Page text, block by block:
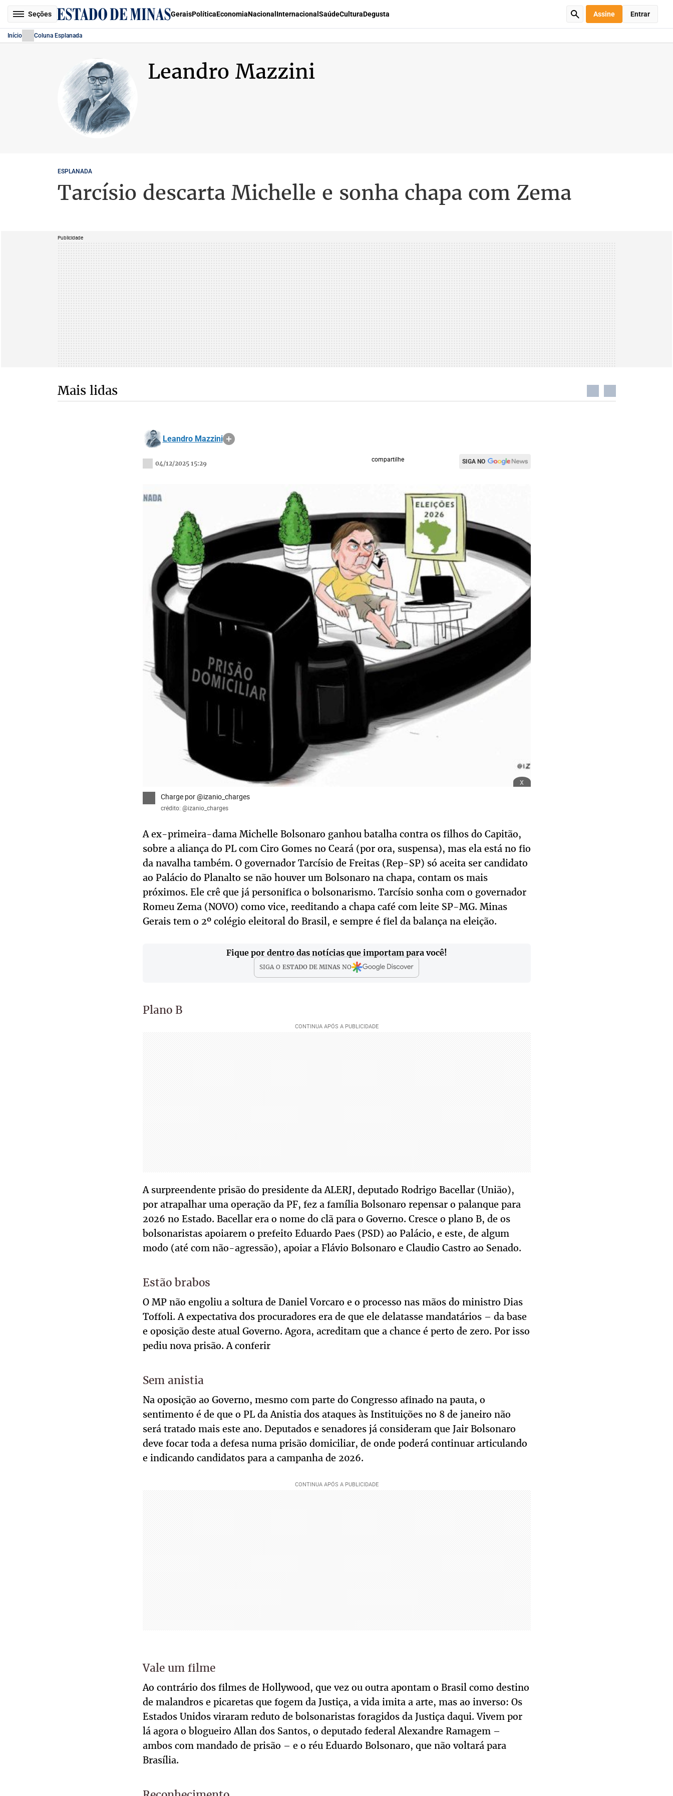
Seções GeraisPolíticaEconomiaNacional Internacional SaúdeCulturaDegusta Assine Entrar
Início Coluna Esplanada
Leandro Mazzini
ESPLANADA
Tarcísio descarta Michelle e sonha chapa com Zema
Publicidade
Mais lidas
Leandro Mazzini
04/12/2025 15:29
compartilhe SIGA NO
x
Charge por @izanio_charges
crédito: @izanio_charges
A ex-primeira-dama Michelle Bolsonaro ganhou batalha contra os filhos do Capitão,
sobre a aliança do PL com Ciro Gomes no Ceará (por ora, suspensa), mas ela está no fio
da navalha também. O governador Tarcísio de Freitas (Rep-SP) só aceita ser candidato
ao Palácio do Planalto se não houver um Bolsonaro na chapa, contam os mais
próximos. Ele crê que já personifica o bolsonarismo. Tarcísio sonha com o governador
Romeu Zema (NOVO) como vice, reeditando a chapa café com leite SP-MG. Minas
Gerais tem o 2º colégio eleitoral do Brasil, e sempre é fiel da balança na eleição.
Fique por dentro das notícias que importam para você!
SIGA O ESTADO DE MINAS NO
Plano B
A surpreendente prisão do presidente da ALERJ, deputado Rodrigo Bacellar (União),
por atrapalhar uma operação da PF, fez a família Bolsonaro repensar o palanque para
2026 no Estado. Bacellar era o nome do clã para o Governo. Cresce o plano B, de os
bolsonaristas apoiarem o prefeito Eduardo Paes (PSD) ao Palácio, e este, de algum
modo (até com não-agressão), apoiar a Flávio Bolsonaro e Claudio Castro ao Senado.
Estão brabos
O MP não engoliu a soltura de Daniel Vorcaro e o processo nas mãos do ministro Dias
Toffoli. A expectativa dos procuradores era de que ele delatasse mandatários – da base
e oposição deste atual Governo. Agora, acreditam que a chance é perto de zero. Por isso
pediu nova prisão. A conferir
Sem anistia
Na oposição ao Governo, mesmo com parte do Congresso afinado na pauta, o
sentimento é de que o PL da Anistia dos ataques às Instituições no 8 de janeiro não
será tratado mais este ano. Deputados e senadores já consideram que Jair Bolsonaro
deve focar toda a defesa numa prisão domiciliar, de onde poderá continuar articulando
e indicando candidatos para a campanha de 2026.
Vale um filme
Ao contrário dos filmes de Hollywood, que vez ou outra apontam o Brasil como destino
de malandros e picaretas que fogem da Justiça, a vida imita a arte, mas ao inverso: Os
Estados Unidos viraram reduto de bolsonaristas foragidos da Justiça daqui. Vivem por
lá agora o blogueiro Allan dos Santos, o deputado federal Alexandre Ramagem –
ambos com mandado de prisão – e o réu Eduardo Bolsonaro, que não voltará para
Brasília.